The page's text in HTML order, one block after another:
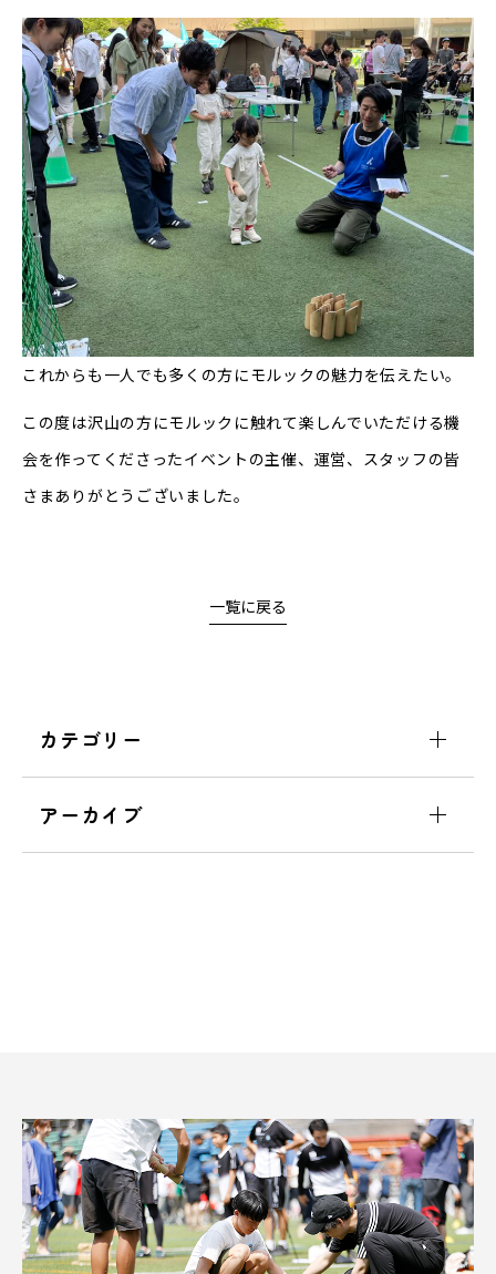
これからも一人でも多くの方にモルックの魅力を伝えたい。
この度は沢山の方にモルックに触れて楽しんでいただける機
会を作ってくださったイベントの主催、運営、スタッフの皆
さまありがとうございました。
一覧に戻る
カテゴリー
アーカイブ